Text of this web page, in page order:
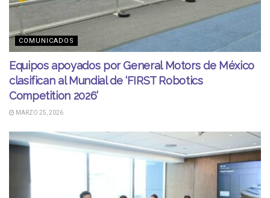
COMUNICADOS
Equipos apoyados por General Motors de México
clasifican al Mundial de ‘FIRST Robotics
Competition 2026’
MARZO 25, 2026